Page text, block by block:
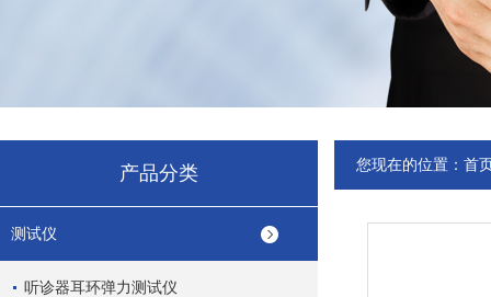
产品分类
测试仪
听诊器耳环弹力测试仪
您现在的位置： 首